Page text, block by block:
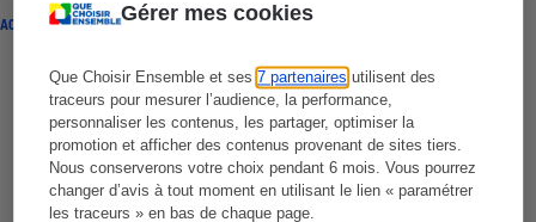
Gérer mes cookies
Que Choisir Ensemble et ses7 partenaires utilisent des
traceurs pour mesurer l’audience, la performance,
personnaliser les contenus, les partager, optimiser la
promotion et afficher des contenus provenant de sites tiers.
Nous conserverons votre choix pendant 6 mois. Vous pourrez
changer d’avis à tout moment en utilisant le lien « paramétrer
les traceurs » en bas de chaque page.
ACTUALITÉ